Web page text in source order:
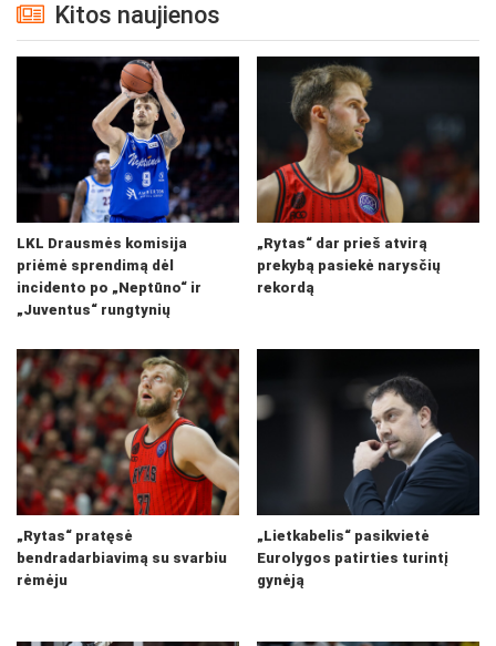
Kitos naujienos
LKL Drausmės komisija
priėmė sprendimą dėl
incidento po „Neptūno“ ir
„Juventus“ rungtynių
„Rytas“ dar prieš atvirą
prekybą pasiekė narysčių
rekordą
„Rytas“ pratęsė
bendradarbiavimą su svarbiu
rėmėju
„Lietkabelis“ pasikvietė
Eurolygos patirties turintį
gynėją